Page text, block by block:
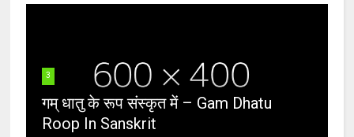
3
गम् धातु के रूप संस्कृत में – Gam Dhatu
Roop In Sanskrit